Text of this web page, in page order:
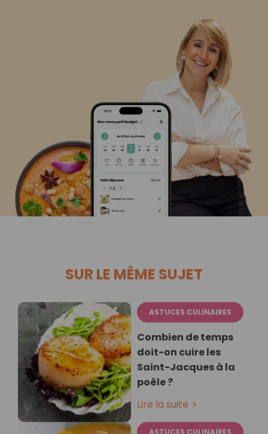
SUR LE MÊME SUJET
ASTUCES CULINAIRES
Combien de temps
doit-on cuire les
Saint-Jacques à la
poêle ?
Lire la suite